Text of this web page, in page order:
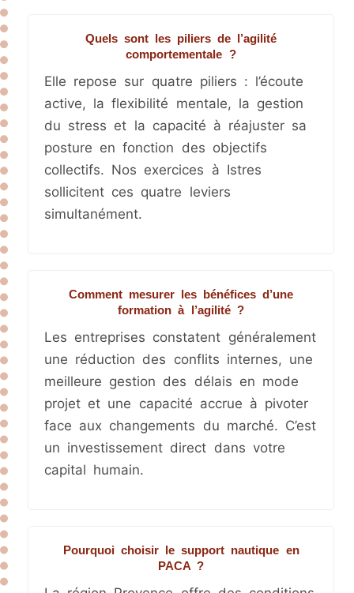
Quels sont les piliers de l’agilité
comportementale ?
Elle repose sur quatre piliers : l’écoute
active, la flexibilité mentale, la gestion
du stress et la capacité à réajuster sa
posture en fonction des objectifs
collectifs. Nos exercices à Istres
sollicitent ces quatre leviers
simultanément.
Comment mesurer les bénéfices d’une
formation à l’agilité ?
Les entreprises constatent généralement
une réduction des conflits internes, une
meilleure gestion des délais en mode
projet et une capacité accrue à pivoter
face aux changements du marché. C’est
un investissement direct dans votre
capital humain.
Pourquoi choisir le support nautique en
PACA ?